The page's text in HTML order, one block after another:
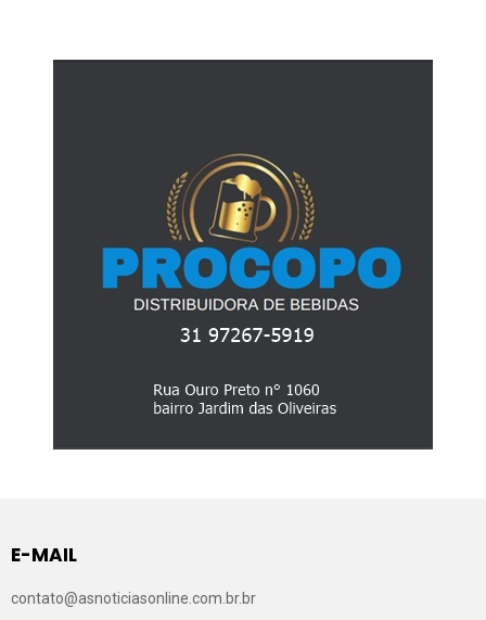
E-MAIL
contato@asnoticiasonline.com.br.br